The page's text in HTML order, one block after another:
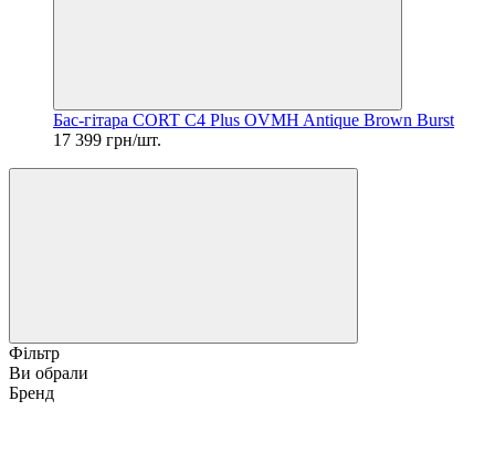
Бас-гітара CORT C4 Plus OVMH Antique Brown Burst
17 399 грн/шт.
Фільтр
Ви обрали
Бренд